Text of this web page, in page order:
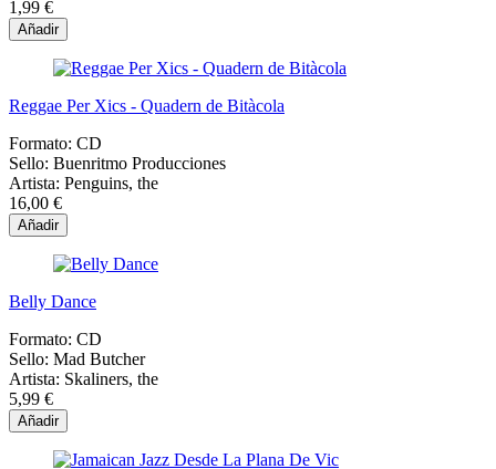
1,99 €
Añadir
Reggae Per Xics - Quadern de Bitàcola
Formato: CD
Sello: Buenritmo Producciones
Artista: Penguins, the
16,00 €
Añadir
Belly Dance
Formato: CD
Sello: Mad Butcher
Artista: Skaliners, the
5,99 €
Añadir